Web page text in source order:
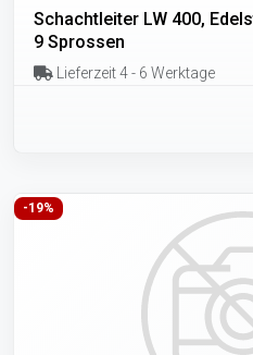
Schachtleiter LW 400,
9 Sprossen
Lieferzeit 4 - 6 Werktage
-19%